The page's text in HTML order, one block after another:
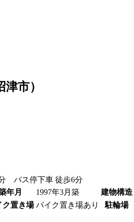
市）
バス停下車 徒歩6分
年月 1997年3月築 建物構造
ク置き場 バイク置き場あり 駐輪場